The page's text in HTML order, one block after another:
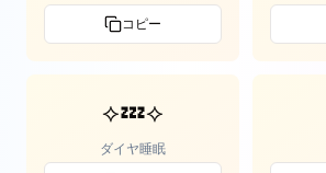
コピー
⟡💤⟡
ダイヤ睡眠